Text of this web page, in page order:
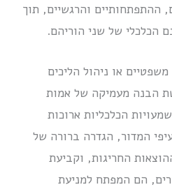
ההתפתחותיים והרגשיים, תוך
הכלכלי של שני הוריהם.
או ניהול הליכים
הבנה מעמיקה של אמות
הכלכליות ארוכות
המדור, הגדרה ברורה של
החריגות, וקביעת
הם המפתח למניעת